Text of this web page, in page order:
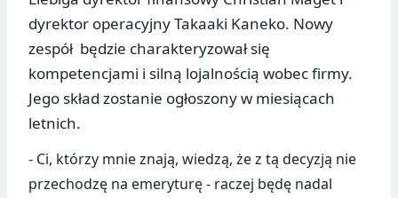
dyrektor operacyjny Takaaki Kaneko. Nowy
zespół będzie charakteryzował się
kompetencjami i silną lojalnością wobec firmy.
Jego skład zostanie ogłoszony w miesiącach
letnich.
- Ci, którzy mnie znają, wiedzą, że z tą decyzją nie
przechodzę na emeryturę - raczej będę nadal